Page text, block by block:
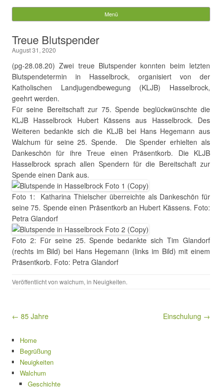
Gemeinde Walchum
Menü
Treue Blutspender
August 31, 2020
(pg-28.08.20) Zwei treue Blutspender konnten beim letzten
Blutspendetermin in Hasselbrock, organisiert von der
Katholischen Landjugendbewegung (KLJB) Hasselbrock,
geehrt werden.
Für seine Bereitschaft zur 75. Spende beglückwünschte die
KLJB Hasselbrock Hubert Kässens aus Hasselbrock. Des
Weiteren bedankte sich die KLJB bei Hans Hegemann aus
Walchum für seine 25. Spende. Die Spender erhielten als
Dankeschön für ihre Treue einen Präsentkorb. Die KLJB
Hasselbrock sprach allen Spendern für die Bereitschaft zur
Spende einen Dank aus.
Foto 1: Katharina Thielscher überreichte als Dankeschön für
seine 75. Spende einen Präsentkorb an Hubert Kässens. Foto:
Petra Glandorf
Foto 2: Für seine 25. Spende bedankte sich Tim Glandorf
(rechts im Bild) bei Hans Hegemann (links im Bild) mit einem
Präsentkorb. Foto: Petra Glandorf
Veröffentlicht von walchum, in Neuigkeiten.
Beitragsnavigation
← 85 Jahre Einschulung →
Home
Begrüßung
Neuigkeiten
Walchum
Geschichte